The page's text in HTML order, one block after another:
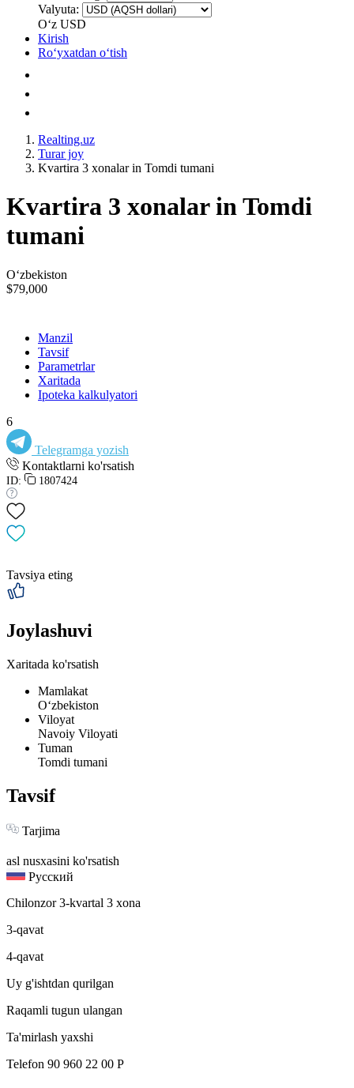
Valyuta:
Oʻz USD
Kirish
Roʻyxatdan oʻtish
Realting.uz
Turar joy
Kvartira 3 xonalar in Tomdi tumani
Kvartira 3 xonalar in Tomdi
tumani
Oʻzbekiston
$79,000
Manzil
Tavsif
Parametrlar
Xaritada
Ipoteka kalkulyatori
6
Telegramga yozish
Kontaktlarni ko'rsatish
ID: 1807424
Tavsiya eting
Joylashuvi
Xaritada ko'rsatish
Mamlakat
Oʻzbekiston
Viloyat
Navoiy Viloyati
Tuman
Tomdi tumani
Tavsif
Tarjima
asl nusxasini ko'rsatish
Русский
Chilonzor 3-kvartal 3 xona
3-qavat
4-qavat
Uy g'ishtdan qurilgan
Raqamli tugun ulangan
Ta'mirlash yaxshi
Telefon 90 960 22 00 P